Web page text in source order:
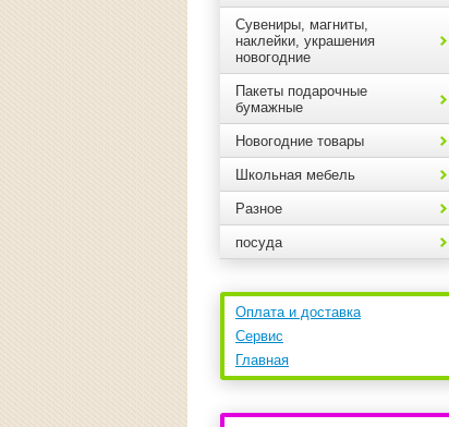
Сувениры, магниты,
наклейки, украшения
новогодние
Пакеты подарочные
бумажные
Новогодние товары
Школьная мебель
Разное
посуда
Оплата и доставка
Сервис
Главная